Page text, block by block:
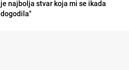
je najbolja stvar koja mi se ikada
dogodila"